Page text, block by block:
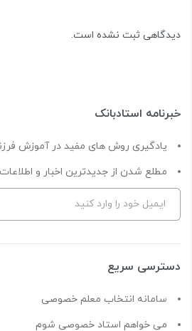
دیدگاهی ثبت نشده است.
خبرنامه استادبانک
یادگیری روش های مفید در آموزش
مطلع شدن از جدیدترین اخبار و
دسترسی سریع
سامانه انتخاب معلم خصوصی
می خواهم استاد خصوصی شوم